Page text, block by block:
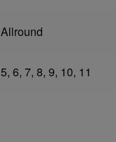
Allround
5, 6, 7, 8, 9, 10, 11